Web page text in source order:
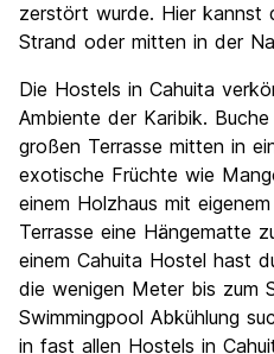
zerstört wurde. Hier kannst
Strand oder mitten in der
Die Hostels in Cahuita
Ambiente der Karibik.
großen Terrasse mitten in
exotische Früchte wie
einem Holzhaus mit
Terrasse eine Hängematte
einem Cahuita Hostel hast
die wenigen Meter bis zum
Swimmingpool Abkühlung
in fast allen Hostels in